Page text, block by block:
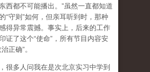
西都不可能播出。”虽然一直都知道
“守则”如何，但亲耳听到时，那种
得异常震撼。事实上，后来的工作
证了这个“使命”，所有节目内容安
正确”。
很多人问我在是次北京实习中学到